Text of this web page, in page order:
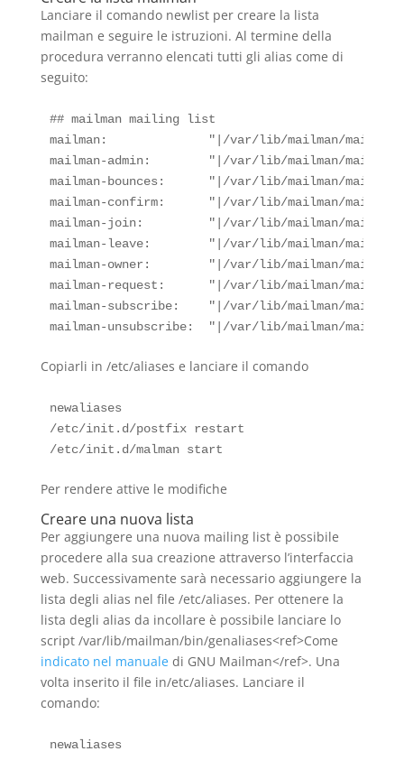
Lanciare il comando newlist per creare la lista
mailman e seguire le istruzioni. Al termine della
procedura verranno elencati tutti gli alias come di
seguito:
## mailman mailing list
mailman:              "|/var/lib/mailman/mail/
mailman-admin:        "|/var/lib/mailman/mail/
mailman-bounces:      "|/var/lib/mailman/mail/
mailman-confirm:      "|/var/lib/mailman/mail/
mailman-join:         "|/var/lib/mailman/mail/
mailman-leave:        "|/var/lib/mailman/mail/
mailman-owner:        "|/var/lib/mailman/mail/
mailman-request:      "|/var/lib/mailman/mail/
mailman-subscribe:    "|/var/lib/mailman/mail/
Copiarli in /etc/aliases e lanciare il comando
newaliases
/etc/init.d/postfix restart
Per rendere attive le modifiche
Creare una nuova lista
Per aggiungere una nuova mailing list è possibile
procedere alla sua creazione attraverso l’interfaccia
web. Successivamente sarà necessario aggiungere la
lista degli alias nel file /etc/aliases. Per ottenere la
lista degli alias da incollare è possibile lanciare lo
script /var/lib/mailman/bin/genaliases<ref>Come
indicato nel manualedi GNU Mailman</ref>. Una
volta inserito il file in/etc/aliases. Lanciare il
comando: